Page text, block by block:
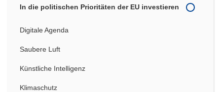
In die politischen Prioritäten der EU investieren
Digitale Agenda
Saubere Luft
Künstliche Intelligenz
Klimaschutz